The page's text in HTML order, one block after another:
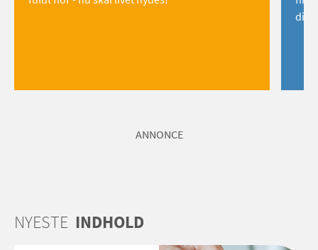
dig!
ANNONCE
NYESTE INDHOLD